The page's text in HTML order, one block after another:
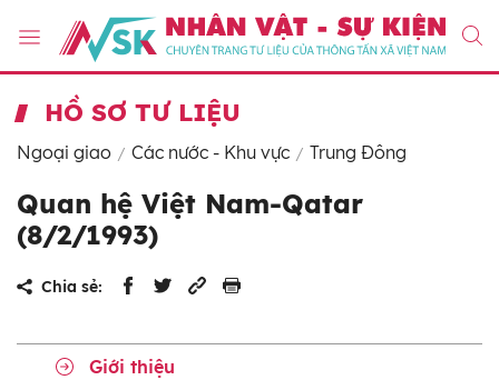
HỒ SƠ TƯ LIỆU
Ngoại giao Các nước - Khu vực Trung Đông
Quan hệ Việt Nam-Qatar
(8/2/1993)
Chia sẻ:
Giới thiệu